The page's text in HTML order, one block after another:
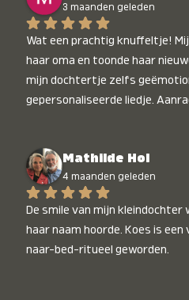
3 maanden geleden
Wat een prachtig knuffeltje!
haar oma en toonde haar
mijn dochtertje zelfs
gepersonaliseerde liedje.
Mathilde Hol
4 maanden geleden
De smile van mijn
haar naam hoorde. Koes is
naar-bed-ritueel geworden.